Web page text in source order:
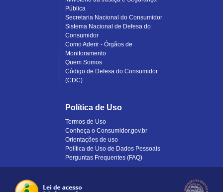
Pública
Secretaria Nacional do Consumidor
Sistema Nacional de Defesa do
Consumidor
Como Aderir - Órgãos de
Monitoramento
Quem Somos
Código de Defesa do Consumidor
(CDC)
Política de Uso
Termos de Uso
Conheça o Consumidor.gov.br
Orientações de uso
Política de Uso de Dados Pessoais
Perguntas Frequentes (FAQ)